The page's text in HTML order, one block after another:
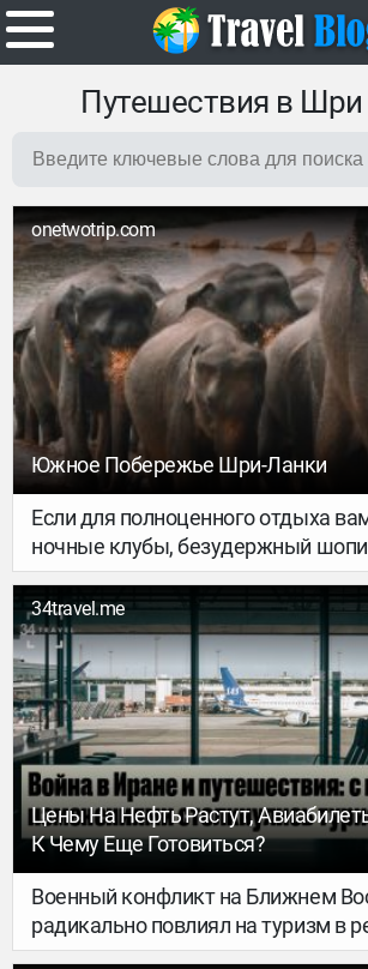
Путешествия в
onetwotrip.com
Южное Побережье Шри-Ланки
Если для полноценного отдыха
ночные клубы, безудержный
многолюдные тусовки, большие
оживлённые улицы, а душа
спокойствия, первозданной
океана, обратите внимание на
Шри-Ланки. В этой статье
пляжах и локациях города
34travel.me
Цены На Нефть Растут,
К Чему Еще Готовиться?
Военный конфликт на Ближнем
радикально повлиял на туризм в
всем мире: авиакомпании